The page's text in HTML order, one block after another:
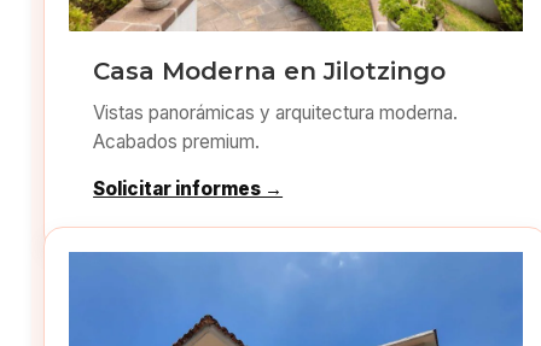
Casa Moderna en Jilotzingo
Vistas panorámicas y arquitectura moderna.
Acabados premium.
Solicitar informes →